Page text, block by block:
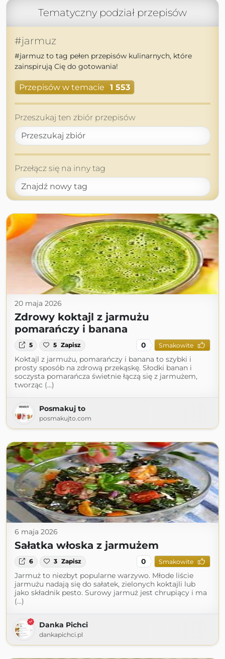
Tematyczny podział przepisów
#jarmuz
#jarmuz to tag pełen przepisów kulinarnych, które
zainspirują Cię do gotowania!
Przepisów w temacie 1 553
Przeszukaj ten zbiór przepisów
Przełącz się na inny tag
20 maja 2026
Zdrowy koktajl z jarmużu
pomarańczy i banana
5 5 Zapisz 0 Smakowite
Koktajl z jarmużu, pomarańczy i banana to szybki i
prosty sposób na zdrową przekąskę. Słodki banan i
soczysta pomarańcza świetnie łączą się z jarmużem,
tworząc (...)
Posmakuj to
posmakujto.com
6 maja 2026
Sałatka włoska z jarmużem
6 3 Zapisz 0 Smakowite
Jarmuż to niezbyt popularne warzywo. Młode liście
jarmużu nadają się do sałatek, zielonych koktajli lub
jako składnik pesto. Surowy jarmuż jest chrupiący i ma
(...)
Danka Pichci
dankapichci.pl